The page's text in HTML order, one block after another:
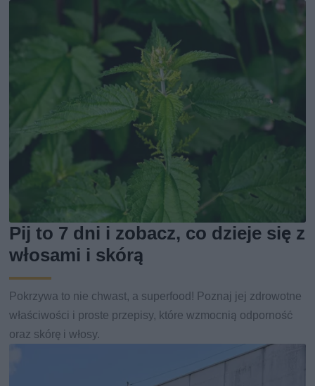
Pij to 7 dni i zobacz, co dzieje się z
włosami i skórą
Pokrzywa to nie chwast, a superfood! Poznaj jej zdrowotne
właściwości i proste przepisy, które wzmocnią odporność
oraz skórę i włosy.